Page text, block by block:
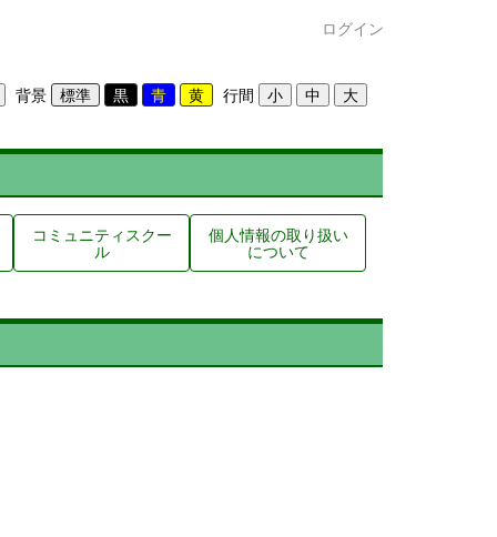
ログイン
背景 行間
コミュニティスクー
ル
個人情報の取り扱い
について